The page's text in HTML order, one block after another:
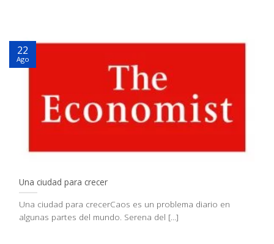
Una ciudad para crecer
Una ciudad para crecerCaos es un problema diario en
algunas partes del mundo. Serena del [...]
22
Ago